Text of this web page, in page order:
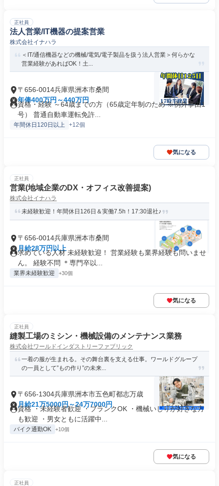
正社員
法人営業/IT機器の提案営業
株式会社イナハラ
＜IT/通信機器などの機械/電気/電子製品を扱う法人営業＞何らかな
営業経験があればOK！土...
〒656-0014兵庫県洲本市桑間
年俸400万円～440万円
資格・経験 ～64歳までの方（65歳定年制のため ※例外事由1
号） 普通自動車運転免許...
年間休日120日以上 +12個
気になる
正社員
営業(地域企業のDX・オフィス改善提案)
株式会社イナハラ
未経験歓迎！年間休日126日＆実働7.5h！17:30退社♪
〒656-0014兵庫県洲本市桑間
月給28万円以上
求めている人材 未経験歓迎！ 営業経験も業界経験も問いませ
ん。 経験不問 ＊専門卒以...
業界未経験歓迎 +30個
気になる
正社員
縫製工場のミシン・機械設備のメンテナンス業務
株式会社ワールドインダストリーファブリック
一着の服が生まれる。その舞台裏を支える仕事。ワールドグループ
の一員として”もの作り”の未来...
〒656-1304兵庫県洲本市五色町都志万歳
月給21万5000円～24万7000円
資格 ・未経験者歓迎 ・ブランクOK ・機械いじりが好きな方
も歓迎 ・男女ともに活躍中...
バイク通勤OK +10個
気になる
正社員